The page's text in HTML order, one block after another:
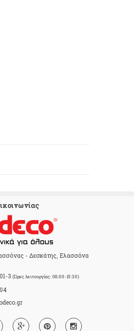
- Δεσκάτης, Ελασσόνα
3 (Ώρες λειτουργίας: 08:00-15:30)